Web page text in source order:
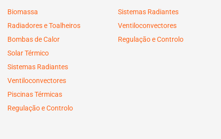
Biomassa
Radiadores e Toalheiros
Bombas de Calor
Solar Térmico
Sistemas Radiantes
Ventiloconvectores
Piscinas Térmicas
Regulação e Controlo
Sistemas Radiantes
Ventiloconvectores
Regulação e Controlo